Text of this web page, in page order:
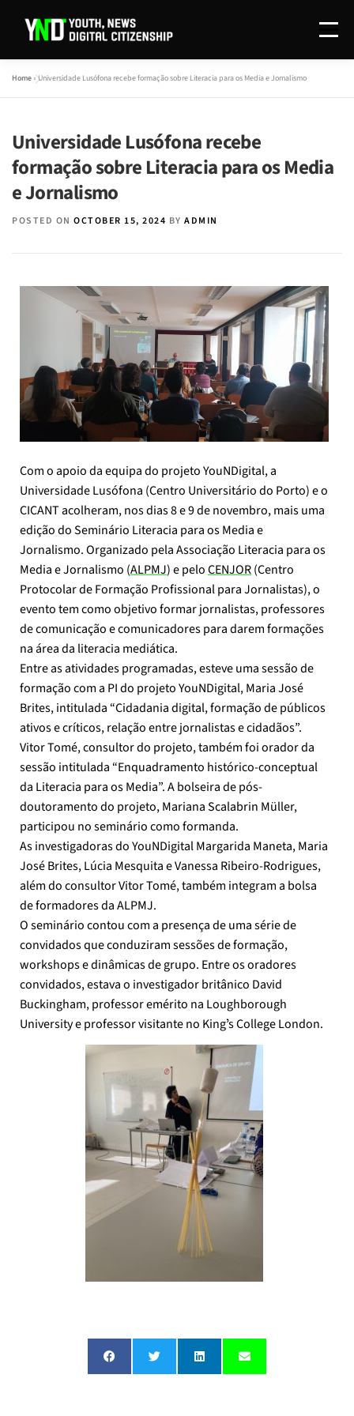
O PROJETO
DISSEMINAÇÃO CONTACTOS EN
Home »Universidade Lusófona recebe formação sobre Literacia para os Media e Jornalismo
Universidade Lusófona recebe
formação sobre Literacia para os Media
e Jornalismo
POSTED ON OCTOBER 15, 2024 BY ADMIN
Com o apoio da equipa do projeto YouNDigital, a
Universidade Lusófona (Centro Universitário do Porto) e o
CICANT acolheram, nos dias 8 e 9 de novembro, mais uma
edição do Seminário Literacia para os Media e
Jornalismo. Organizado pela Associação Literacia para os
Media e Jornalismo (ALPMJ) e peloCENJOR(Centro
Protocolar de Formação Profissional para Jornalistas), o
evento tem como objetivo formar jornalistas, professores
de comunicação e comunicadores para darem formações
na área da literacia mediática.
Entre as atividades programadas, esteve uma sessão de
formação com a PI do projeto YouNDigital, Maria José
Brites, intitulada “Cidadania digital, formação de públicos
ativos e críticos, relação entre jornalistas e cidadãos”.
Vitor Tomé, consultor do projeto, também foi orador da
sessão intitulada “Enquadramento histórico-conceptual
da Literacia para os Media”. A bolseira de pós-
doutoramento do projeto, Mariana Scalabrin Müller,
participou no seminário como formanda.
As investigadoras do YouNDigital Margarida Maneta, Maria
José Brites, Lúcia Mesquita e Vanessa Ribeiro-Rodrigues,
além do consultor Vitor Tomé, também integram a bolsa
de formadores da ALPMJ.
O seminário contou com a presença de uma série de
convidados que conduziram sessões de formação,
workshops e dinâmicas de grupo. Entre os oradores
convidados, estava o investigador britânico David
Buckingham, professor emérito na Loughborough
University e professor visitante no Kingʼs College London.